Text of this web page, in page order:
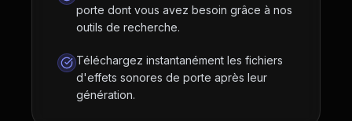
porte dont vous avez besoin grâce à nos
outils de recherche.
Téléchargez instantanément les fichiers
d'effets sonores de porte après leur
génération.